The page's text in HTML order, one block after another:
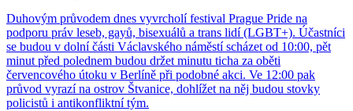
Duhovým průvodem dnes vyvrcholí festival Prague Pride na
podporu práv leseb, gayů, bisexuálů a trans lidí (LGBT+). Účastníci
se budou v dolní části Václavského náměstí scházet od 10:00, pět
minut před polednem budou držet minutu ticha za oběti
červencového útoku v Berlíně při podobné akci. Ve 12:00 pak
průvod vyrazí na ostrov Štvanice, dohlížet na něj budou stovky
policistů i antikonfliktní tým.